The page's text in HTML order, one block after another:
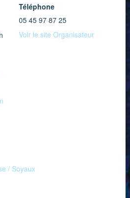
Téléphone
05 45 97 87 25
Voir le site Organisateur
/ Soyaux